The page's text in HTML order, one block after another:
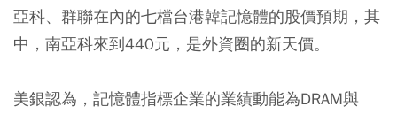
亞科、群聯在內的七檔台港韓記憶體的股價預期，其
中，南亞科來到440元，是外資圈的新天價。
美銀認為，記憶體指標企業的業績動能為DRAM與